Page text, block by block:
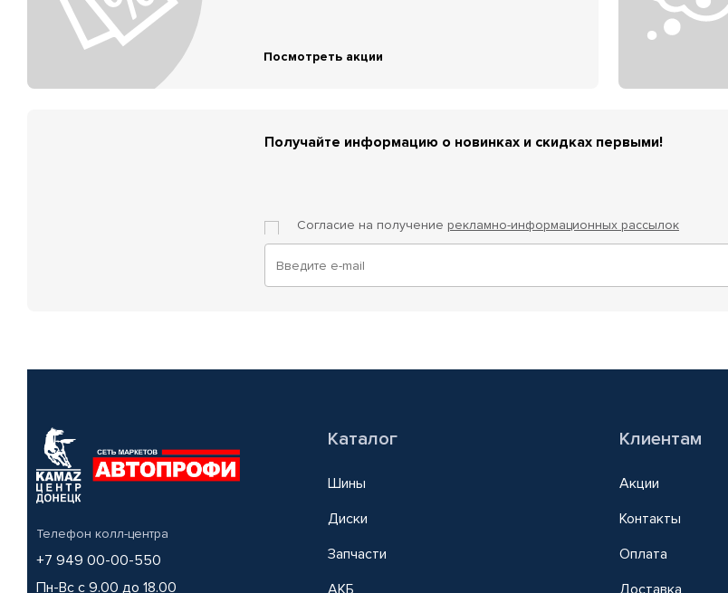
Посмотреть акции
Получайте информацию о новинках и скидках первыми!
Согласие на получение рекламно-информационных рассылок
Телефон колл-центра
+7 949 00-00-550
Пн-Вс с 9.00 до 18.00
Каталог
Шины
Диски
Запчасти
АКБ
Клиентам
Акции
Контакты
Оплата
Доставка